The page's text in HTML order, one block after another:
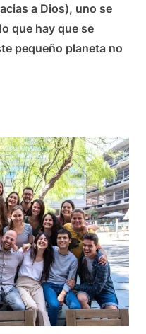
a Dios), uno se
que hay que se
pequeño planeta no